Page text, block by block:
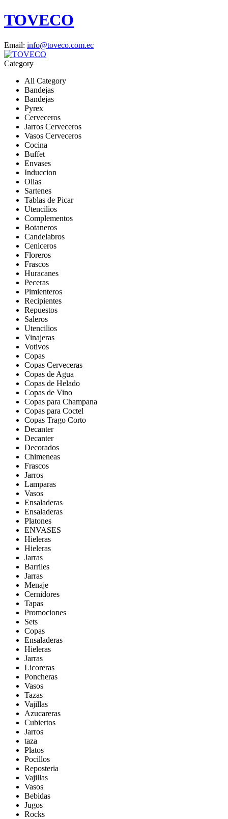
TOVECO
Email: info@toveco.com.ec
Category
All Category
Bandejas
Bandejas
Pyrex
Cerveceros
Jarros Cerveceros
Vasos Cerveceros
Cocina
Buffet
Envases
Induccion
Ollas
Sartenes
Tablas de Picar
Utencilios
Complementos
Botaneros
Candelabros
Ceniceros
Floreros
Frascos
Huracanes
Peceras
Pimienteros
Recipientes
Repuestos
Saleros
Utencilios
Vinajeras
Votivos
Copas
Copas Cerveceras
Copas de Agua
Copas de Helado
Copas de Vino
Copas para Champana
Copas para Coctel
Copas Trago Corto
Decanter
Decanter
Decorados
Chimeneas
Frascos
Jarros
Lamparas
Vasos
Ensaladeras
Ensaladeras
Platones
ENVASES
Hieleras
Hieleras
Jarras
Barriles
Jarras
Menaje
Cernidores
Tapas
Promociones
Sets
Copas
Ensaladeras
Hieleras
Jarras
Licoreras
Poncheras
Vasos
Tazas
Vajillas
Azucareras
Cubiertos
Jarros
taza
Platos
Pocillos
Reposteria
Vajillas
Vasos
Bebidas
Jugos
Rocks